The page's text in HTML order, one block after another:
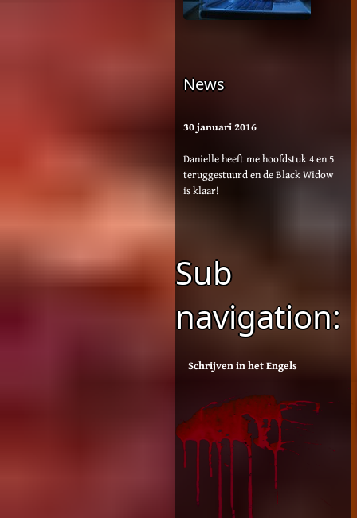
News
30 januari 2016
Danielle heeft me hoofdstuk 4 en 5
teruggestuurd en de Black Widow
is klaar!
Sub
navigation:
Schrijven in het Engels